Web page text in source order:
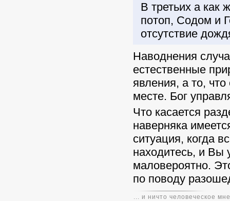
В третьих а как
потоп, Содом и
отсутствие
Наводнения
естественные
явления, а то,
месте. Бог
Что касается
наверняка
ситуация, когда
находитесь, и Вы
маловероятно.
по поводу
... и ничто человеческое